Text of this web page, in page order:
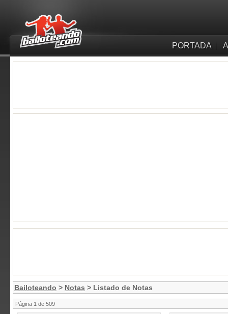
PORTADA
Bailoteando > Notas > Listado de Notas
Página 1 de 509